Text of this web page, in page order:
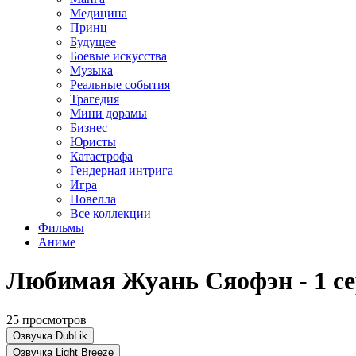
Медицина
Принц
Будущее
Боевые искусства
Музыка
Реальные события
Трагедия
Мини дорамы
Бизнес
Юристы
Катастрофа
Гендерная интрига
Игра
Новелла
Все коллекции
Фильмы
Аниме
Любимая Жуань Сяофэн - 1
25 просмотров
Озвучка DubLik
Озвучка Light Breeze